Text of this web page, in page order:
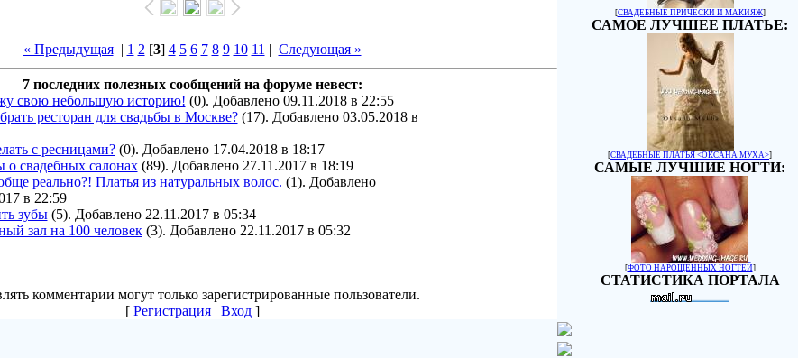
« Предыдущая| 1 2 [3] 4 5 6 7 8 9 10 11 | Следующая »
7 последних полезных сообщений на форуме невест:
свою небольшую историю! (0). Добавлено 09.11.2018 в 22:55
ресторан для свадьбы в Москве?(17). Добавлено 03.05.2018 в
с ресницами?(0). Добавлено 17.04.2018 в 18:17
о свадебных салонах(89). Добавлено 27.11.2017 в 18:19
реально?! Платья из натуральных волос. (1). Добавлено
в 22:59
зубы(5). Добавлено 22.11.2017 в 05:34
зал на 100 человек(3). Добавлено 22.11.2017 в 05:32
комментарии могут только зарегистрированные пользователи.
[ Регистрация| Вход]
[СВАДЕБНЫЕ ПРИЧЕСКИ И МАКИЯЖ]
САМОЕ ЛУЧШЕЕ ПЛАТЬЕ:
[СВАДЕБНЫЕ ПЛАТЬЯ <ОКСАНА МУХА>]
САМЫЕ ЛУЧШИЕ НОГТИ:
[ФОТО НАРОЩЕННЫХ НОГТЕЙ]
СТАТИСТИКА ПОРТАЛА